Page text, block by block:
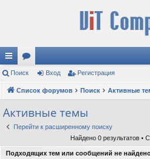
с
ы
лк
и
ор
ум
Поиск Вход Регистрация
Список форумов Поиск Активные
Активные темы
Перейти к расширенному поиску
Найдено 0 результатов •
Подходящих тем или сообщений не